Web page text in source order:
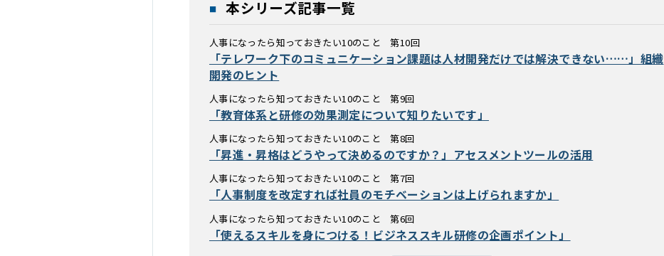
本シリーズ記事一覧
人事になったら知っておきたい10のこと 第10回
「テレワーク下のコミュニケーション課題は人材開発だけでは解決できない……」組織
開発のヒント
人事になったら知っておきたい10のこと 第9回
「教育体系と研修の効果測定について知りたいです」
人事になったら知っておきたい10のこと 第8回
「昇進・昇格はどうやって決めるのですか？」アセスメントツールの活用
人事になったら知っておきたい10のこと 第7回
「人事制度を改定すれば社員のモチベーションは上げられますか」
人事になったら知っておきたい10のこと 第6回
「使えるスキルを身につける！ビジネススキル研修の企画ポイント」